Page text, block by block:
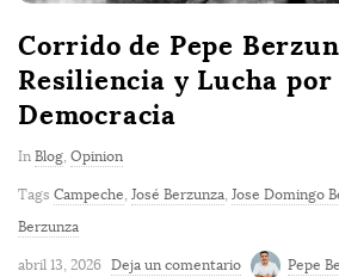
Corrido de Pepe
Resiliencia y Lucha por
Democracia
In Blog Opinion
Tags Campeche José Berzunza Jose Domingo
Berzunza
abril 13, 2026 Deja un comentario Pepe